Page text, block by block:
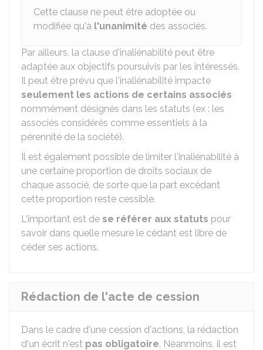
Cette clause ne peut être adoptée ou
modifiée qu'à l'unanimité des associés.
Par ailleurs, la clause d'inaliénabilité peut être
adaptée aux objectifs poursuivis par les intéressés.
Il peut être prévu que l'inaliénabilité impacte
seulement les actions de certains associés
nommément désignés dans les statuts (ex : les
associés considérés comme essentiels à la
pérennité de la société).
Il est également possible de limiter l'inaliénabilité à
une certaine proportion de droits sociaux de
chaque associé, de sorte que la part excédant
cette proportion reste cessible.
L'important est de se référer aux statuts pour
savoir dans quelle mesure le cédant est libre de
céder ses actions.
Rédaction de l'acte de cession
Dans le cadre d'une cession d'actions, la rédaction
d'un écrit n'est pas obligatoire. Néanmoins, il est